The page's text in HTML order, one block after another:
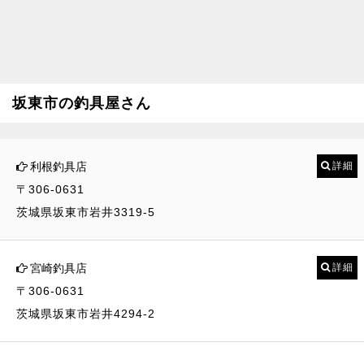
坂東市の釣具屋さん
利根釣具店
〒306-0631
茨城県坂東市岩井3319-5
詳細
宮崎釣具店
〒306-0631
茨城県坂東市岩井4294-2
詳細